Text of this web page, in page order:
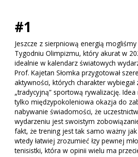
#1
Jeszcze z sierpniową energią mogliśmy
Tygodniu Olimpizmu, który akurat w
idealnie w kalendarz światowych
Prof. Kajetan Słomka przygotował
aktywności, których charakter
„tradycyjną” sportową rywalizację.
tylko międzypokoleniowa okazja do
nabywanie świadomości, że
wydarzeniu jest swoistym
fakt, że trening jest tak samo ważny
wtedy łatwiej zrozumieć łzy pewnej
tenisistki, która w opinii wielu ma